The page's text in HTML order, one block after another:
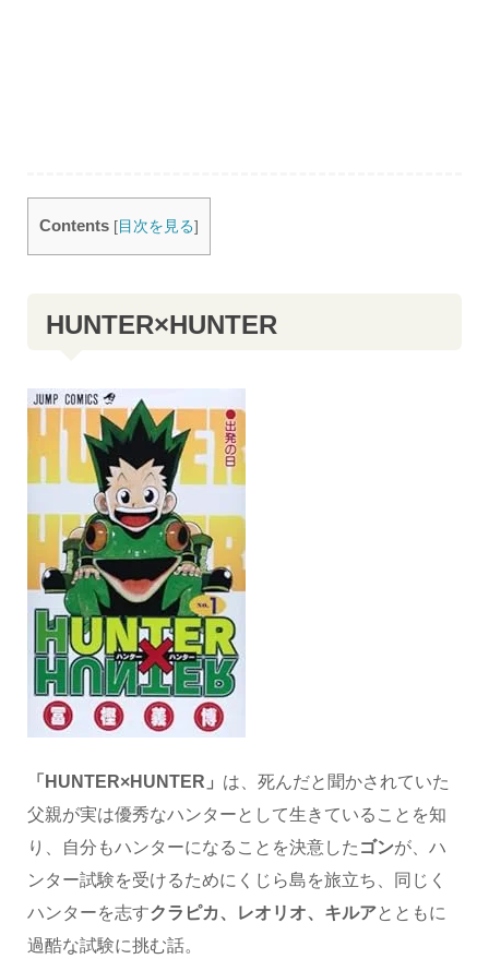
Contents [目次を見る]
HUNTER×HUNTER
「HUNTER×HUNTER」 は、死んだと聞かされていた
父親が実は優秀なハンターとして生きていることを知
り、自分もハンターになることを決意した ゴンが、ハ
ンター試験を受けるためにくじら島を旅立ち、同じく
ハンターを志すクラピカ、レオリオ、キルアとともに
過酷な試験に挑む話。